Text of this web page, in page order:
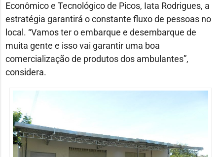
Econômico e Tecnológico de Picos, Iata Rodrigues, a
estratégia garantirá o constante fluxo de pessoas no
local. “Vamos ter o embarque e desembarque de
muita gente e isso vai garantir uma boa
comercialização de produtos dos ambulantes”,
considera.